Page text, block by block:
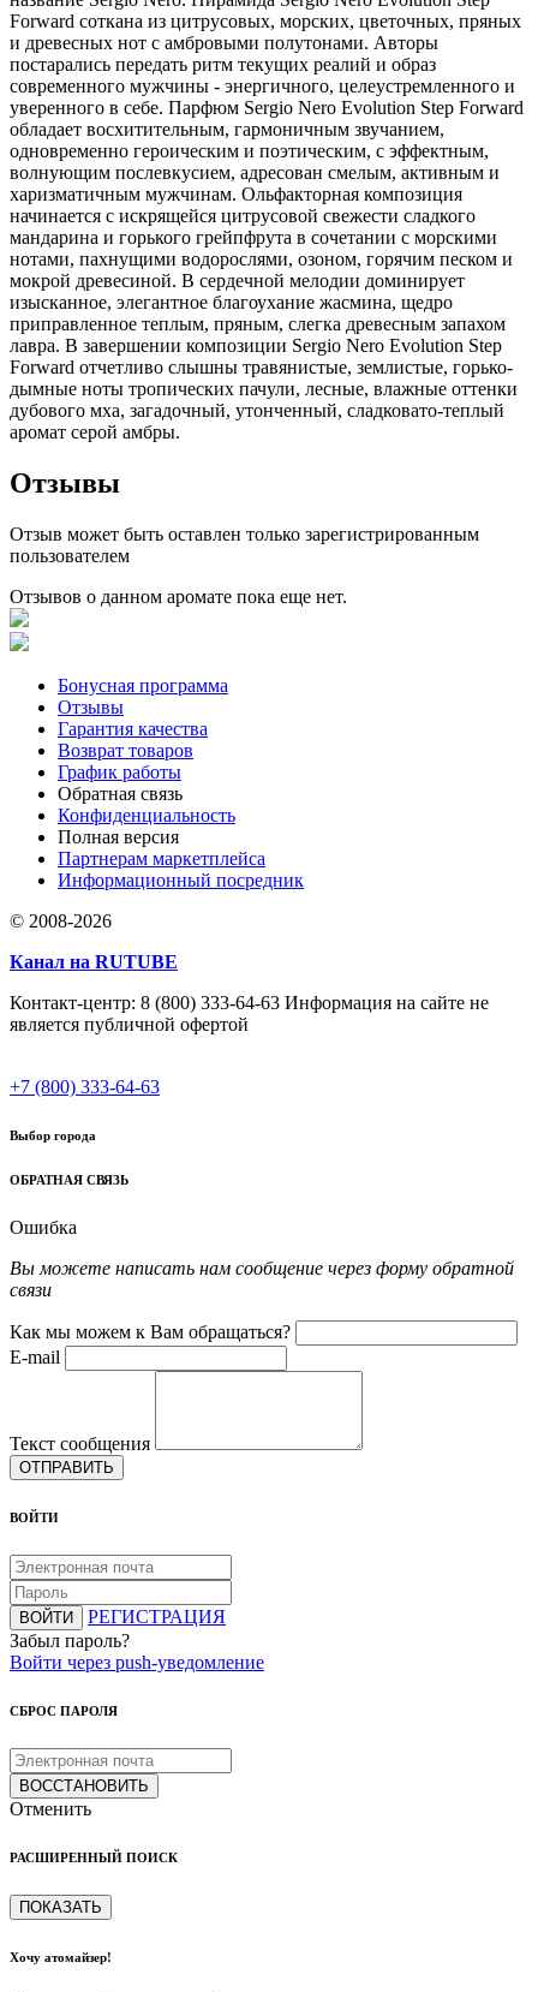
Forward соткана из цитрусовых, морских, цветочных, пряных
и древесных нот с амбровыми полутонами. Авторы
постарались передать ритм текущих реалий и образ
современного мужчины - энергичного, целеустремленного и
уверенного в себе. Парфюм Sergio Nero Evolution Step Forward
обладает восхитительным, гармоничным звучанием,
одновременно героическим и поэтическим, с эффектным,
волнующим послевкусием, адресован смелым, активным и
харизматичным мужчинам. Ольфакторная композиция
начинается с искрящейся цитрусовой свежести сладкого
мандарина и горького грейпфрута в сочетании с морскими
нотами, пахнущими водорослями, озоном, горячим песком и
мокрой древесиной. В сердечной мелодии доминирует
изысканное, элегантное благоухание жасмина, щедро
приправленное теплым, пряным, слегка древесным запахом
лавра. В завершении композиции Sergio Nero Evolution Step
Forward отчетливо слышны травянистые, землистые, горько-
дымные ноты тропических пачули, лесные, влажные оттенки
дубового мха, загадочный, утонченный, сладковато-теплый
аромат серой амбры.
Отзывы
Отзыв может быть оставлен только зарегистрированным
пользователем
Отзывов о данном аромате пока еще нет.
Бонусная программа
Отзывы
Гарантия качества
Возврат товаров
График работы
Обратная связь
Конфиденциальность
Полная версия
Партнерам маркетплейса
Информационный посредник
© 2008-2026
Канал на RUTUBE
Контакт-центр: 8 (800) 333-64-63 Информация на сайте не
является публичной офертой
+7 (800) 333-64-63
Выбор города
ОБРАТНАЯ СВЯЗЬ
Ошибка
Вы можете написать нам сообщение через форму обратной
связи
Как мы можем к Вам обращаться?
E-mail
Текст сообщения
ОТПРАВИТЬ
ВОЙТИ
ВОЙТИ
РЕГИСТРАЦИЯ
Забыл пароль?
Войти через push-уведомление
СБРОС ПАРОЛЯ
ВОССТАНОВИТЬ
Отменить
РАСШИРЕННЫЙ ПОИСК
ПОКАЗАТЬ
Хочу атомайзер!